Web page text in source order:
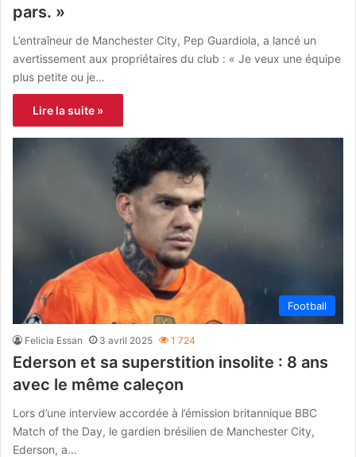
pars. »
L’entraîneur de Manchester City, Pep Guardiola, a lancé un
avertissement aux propriétaires du club : « Je veux une équipe
plus petite ou je…
Lire la suite »
Football
Felicia Essan 3 avril 2025 1 724
Ederson et sa superstition insolite : 8 ans
avec le même caleçon
Lors d’une interview accordée à l’émission britannique BBC
Match of the Day, le gardien brésilien de Manchester City,
Ederson, a…